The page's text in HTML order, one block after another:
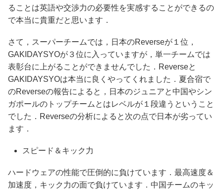
ることは英語や交渉力の必要性を実感することができるの
で本当に貴重だと思います．
さて，スーパーチームでは，日本のReverseが１位，
GAKIDAYSYOが３位に入っていますが，単一チームでは
表彰台に上がることができませんでした．Reverseと
GAKIDAYSYOは本当に良くやってくれました．夏合宿で
のReverseの報告によると，日本のジュニアと中国やシン
ガポールのトップチームとはレベルが１段違うということ
でした．Reverseの分析によると次の点で日本が劣ってい
ます．
スピード＆キック力
ハードウェアの性能で圧倒的に負けています．最高速度＆
加速度，キック力の面で負けています．中国チームのキッ